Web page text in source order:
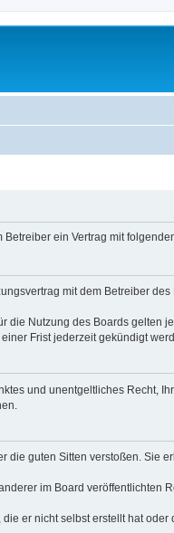
Betreiber ein Vertrag mit
mit dem Betreiber
Nutzung des Boards gelten
Frist jederzeit gekündigt
und unentgeltliches Recht,
guten Sitten verstoßen. Sie
im Board veröffentlichten
er nicht selbst erstellt hat